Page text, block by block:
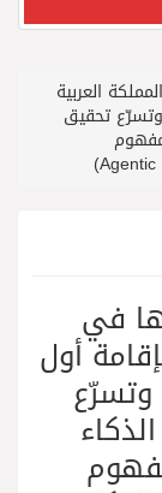
العربية
وتسرّع تحقيق
في
أول
وتسرّع
عبر الذكاء